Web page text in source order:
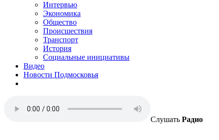
Интервью
Экономика
Общество
Происшествия
Транспорт
История
Социальные инициативы
Видео
Новости Подмосковья
Слушать Радио